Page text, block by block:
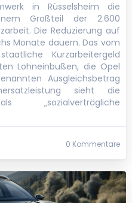
in Rüsselsheim die
Großteil der 2.600
Die Reduzierung auf
Monate dauern. Das vom
Kurzarbeitergeld
Lohneinbußen, die Opel
Ausgleichsbetrag
sieht die
„sozialverträgliche
0 Kommentare